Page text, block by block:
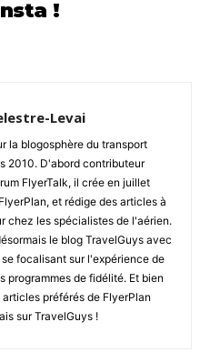
!
Levai
la blogosphère du transport
2010. D'abord contributeur
FlyerTalk, il crée en juillet
et rédige des articles à
chez les spécialistes de l'aérien.
le blog TravelGuys avec
se focalisant sur l'expérience de
programmes de fidélité. Et bien
articles préférés de FlyerPlan
sur TravelGuys !